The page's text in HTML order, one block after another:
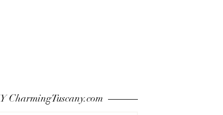
CharmingTuscany.com